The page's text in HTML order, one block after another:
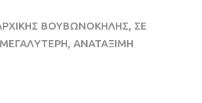
ΒΟΥΒΩΝΟΚΗΛΗΣ, ΣΕ
ΑΝΑΤΑΞΙΜΗ